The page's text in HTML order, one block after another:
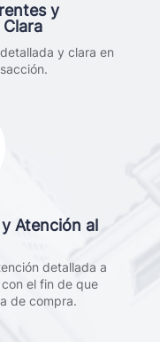
y
y clara en
Atención al
detallada a
el fin de que
de compra.